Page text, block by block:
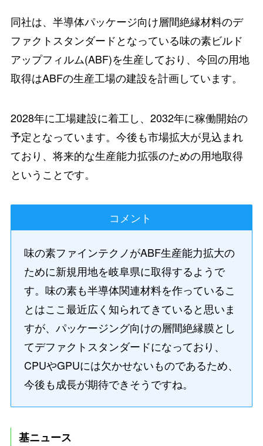
同社は、半導体パッケージ向け層間絶縁材料のデ
ファクトスタンダードとなっている味の素ビルド
アップフィルム(ABF)を生産しており、今回の用地
取得はABFの生産工場の建設を計画しています。
2028年に工場建設に着工し、2032年に稼働開始の
予定となっています。今後も市場拡大が見込まれ
ており、将来的な生産能力拡張のための用地取得
ということです。
コメント
味の素ファインテクノがABF生産能力拡大の
ために新規用地を岐阜県に取得するようで
す。味の素も半導体関連材料を作っているこ
とはここ最近広く知られてきていると思いま
すが、パッケージング向けの層間絶縁膜とし
てデファクトスタンダードになっており、
CPUやGPUには欠かせないものであるため、
今後も成長が期待できそうですね。
基ニュース